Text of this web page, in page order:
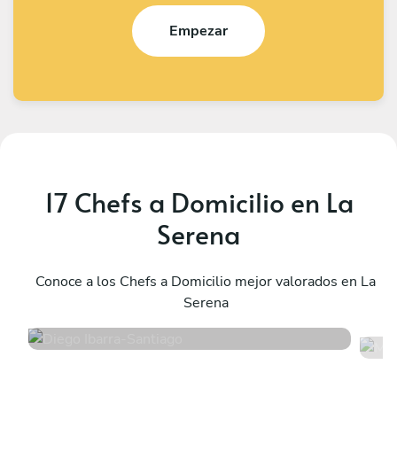
Empezar
17 Chefs a Domicilio en La
Serena
Conoce a los Chefs a Domicilio mejor valorados en La
Serena
Santiago
12 servicios